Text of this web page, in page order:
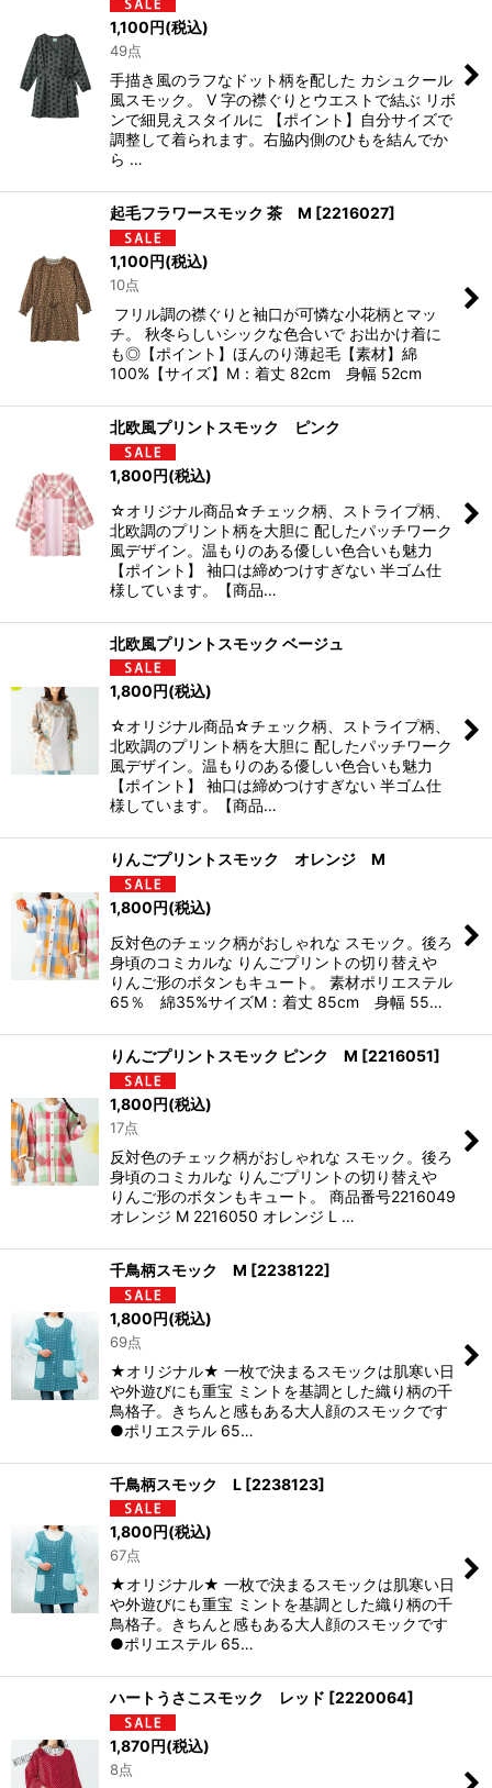
1,100 円(税込)
49点
手描き風のラフなドット柄を配した カシュクール
風スモック。 V 字の襟ぐりとウエストで結ぶ リボ
ンで細見えスタイルに 【ポイント】自分サイズで
調整して着られます。右脇内側のひもを結んでか
ら …
起毛フラワースモック 茶 M [2216027]
1,100円(税込)
10点
フリル調の襟ぐりと袖口が可憐な小花柄とマッ
チ。 秋冬らしいシックな色合いで お出かけ着に
も◎【ポイント】ほんのり薄起毛【素材】綿
100%【サイズ】M：着丈 82cm 身幅 52cm
北欧風プリントスモック ピンク
1,800円(税込)
☆オリジナル商品☆チェック柄、ストライプ柄、
北欧調のプリント柄を大胆に 配したパッチワーク
風デザイン。温もりのある優しい色合いも魅力
【ポイント】 袖口は締めつけすぎない 半ゴム仕
様しています。【商品…
北欧風プリントスモック ベージュ
1,800 円(税込)
☆オリジナル商品☆チェック柄、ストライプ柄、
北欧調のプリント柄を大胆に 配したパッチワーク
風デザイン。温もりのある優しい色合いも魅力
【ポイント】 袖口は締めつけすぎない 半ゴム仕
様しています。【商品…
りんごプリントスモック オレンジ M
1,800円(税込)
反対色のチェック柄がおしゃれな スモック。後ろ
身頃のコミカルな りんごプリントの切り替えや
りんご形のボタンもキュート。 素材ポリエステル
65％ 綿35%サイズM：着丈 85cm 身幅 55…
りんごプリントスモック ピンク M [2216051]
1,800円(税込)
17点
反対色のチェック柄がおしゃれな スモック。後ろ
身頃のコミカルな りんごプリントの切り替えや
りんご形のボタンもキュート。 商品番号2216049
オレンジ M 2216050 オレンジ L …
千鳥柄スモック M [2238122]
1,800円(税込)
69点
★オリジナル★ 一枚で決まるスモックは肌寒い日
や外遊びにも重宝 ミントを基調とした織り柄の千
鳥格子。きちんと感もある大人顔のスモックです
●ポリエステル 65…
千鳥柄スモック L [2238123]
1,800円(税込)
67点
★オリジナル★ 一枚で決まるスモックは肌寒い日
や外遊びにも重宝 ミントを基調とした織り柄の千
鳥格子。きちんと感もある大人顔のスモックです
●ポリエステル 65…
ハートうさこスモック レッド [2220064]
1,870円(税込)
8点